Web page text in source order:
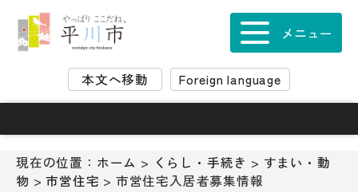
ョ
ス
本文へ移動 Foreign language
メニュー
現在の位置： ホーム > くらし・手続き > すまい・動
物 >市営住宅 > 市営住宅入居者募集情報